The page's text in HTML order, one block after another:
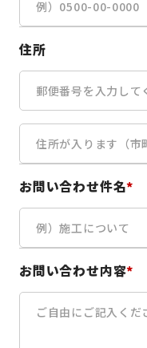
住所
お問い合わせ件名*
お問い合わせ内容*